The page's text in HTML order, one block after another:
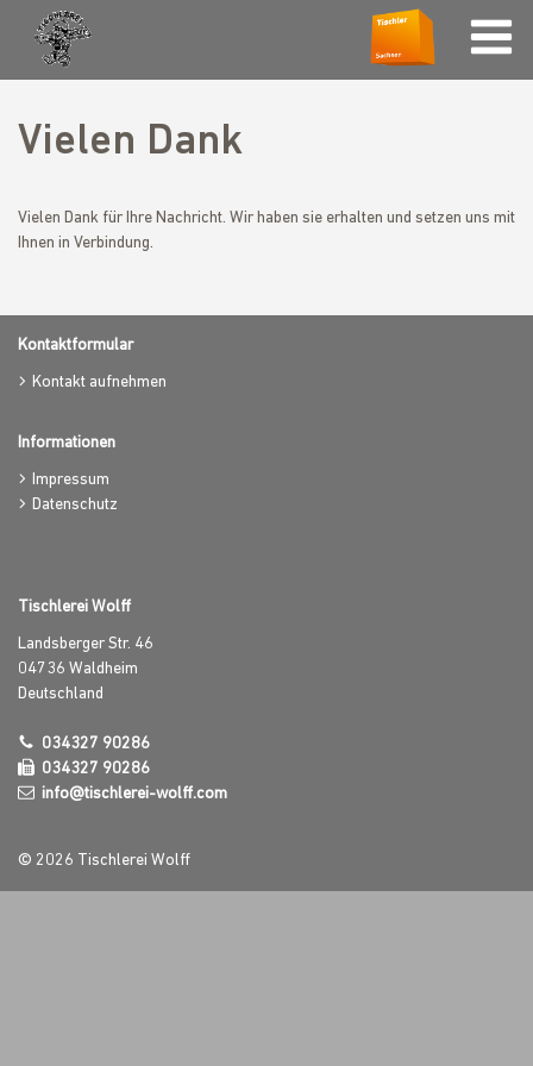
Vielen Dank
Vielen Dank für Ihre Nachricht. Wir haben sie erhalten und setzen uns mit
Ihnen in Verbindung.
Kontaktformular
Kontakt aufnehmen
Informationen
Impressum
Datenschutz
Tischlerei Wolff
Landsberger Str. 46
04736 Waldheim
Deutschland
034327 90286
034327 90286
info@tischlerei-wolff.com
© 2026 Tischlerei Wolff